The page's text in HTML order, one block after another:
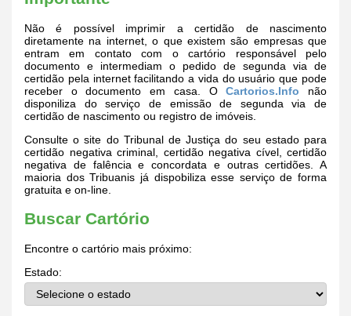
Não é possível imprimir a certidão de nascimento
diretamente na internet, o que existem são empresas que
entram em contato com o cartório responsável pelo
documento e intermediam o pedido de segunda via de
certidão pela internet facilitando a vida do usuário que pode
receber o documento em casa. OCartorios.Info não
disponiliza do serviço de emissão de segunda via de
certidão de nascimento ou registro de imóveis.
Consulte o site do Tribunal de Justiça do seu estado para
certidão negativa criminal, certidão negativa cível, certidão
negativa de falência e concordata e outras certidões. A
maioria dos Tribuanis já dispobiliza esse serviço de forma
gratuita e on-line.
Buscar Cartório
Encontre o cartório mais próximo:
Estado: